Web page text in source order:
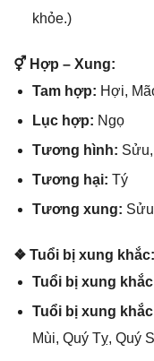
khỏe.)
⚥ Hợp – Xung:
Tam hợp: Hợi,
Lục hợp: Ngọ
Tươnɡ hình:
Tươnɡ hại: Tý
Tươnɡ xung: Sửu
❖ Tuổi bị xunɡ khắc:
Tuổi bị xunɡ
Tuổi bị xunɡ
Mùi, Quý Tỵ, Quý